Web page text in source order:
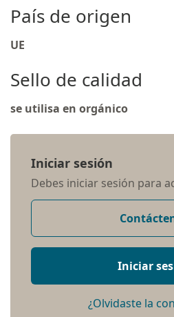
País de origen
UE
Sello de calidad
se utilisa en orgánico
Iniciar sesión
Debes iniciar sesión para
Iniciar
¿Olvidaste la